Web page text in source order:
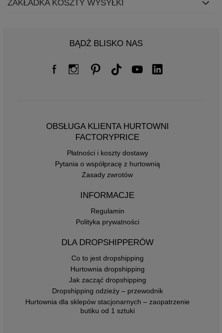
ZAKŁADKA KOSZTY WYSYŁKI
BĄDŹ BLISKO NAS
OBSŁUGA KLIENTA HURTOWNI
FACTORYPRICE
Płatności i koszty dostawy
Pytania o współpracę z hurtownią
Zasady zwrotów
INFORMACJE
Regulamin
Polityka prywatności
DLA DROPSHIPPERÓW
Co to jest dropshipping
Hurtownia dropshipping
Jak zacząć dropshipping
Dropshipping odzieży – przewodnik
Hurtownia dla sklepów stacjonarnych – zaopatrzenie
butiku od 1 sztuki